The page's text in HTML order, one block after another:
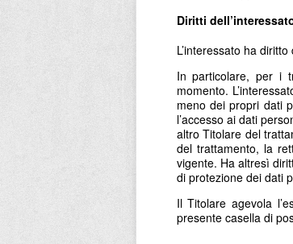
Diritti
L’interessato ha
In particolare, per i
momento.
meno dei propri dati
l’accesso ai dati
altro Titolare del
del trattamento, la
vigente. Ha altresì
di protezione dei dati
Il Titolare agevola
presente casella di